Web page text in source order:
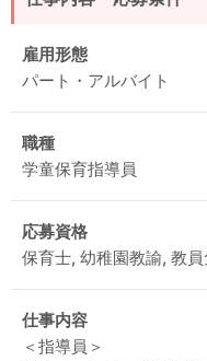
雇用形態
パート・アルバイト
職種
学童保育指導員
応募資格
保育士, 幼稚園教諭, 教
仕事内容
＜指導員＞